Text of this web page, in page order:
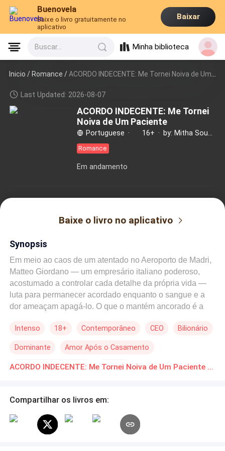
Buenovela
Baixe o livro gratuitamente no
aplicativo
Baixar
Buscar... Minha biblioteca
Inicio /Romance /ACORDO INDECENTE: Me Tornei Noiva de Um Paciente
Last Updated: 2026-08-07
ACORDO INDECENTE: Me Tornei
Noiva de Um Paciente
Portuguese · 16+ ·
Romance
Em andamento
Baixe o livro no aplicativo
Synopsis
Em meio ao caos de um atentado no Aeroporto de Madri,
Matteo Giordano — um empresário italiano poderoso,
acostumado a controlar cada detalhe da própria vida —
luta para permanecer acordado enquanto o sangue e a
dor ameaçam apagá-lo. O que o mantém ancorado é a
mão e o guia, com firmeza e compaixão, até a chance de
hospital sem documentos e exigindo discrição absoluta:
ninguém pode saber quem ele é, nem onde está.
encontrá-la apenas por um sobrenome comum —
Do outro lado está Carmen González, cirurgiã ferida por
uma traição: o ex-namorado Pablo a deixou por Martina,
Intenso 18+ Contemporâneo CEO Bilionário
Dominante Amor Após o Casamento
Romance no Trabalho Erótico ACORDO INDECENTE: Me Tornei Noiva de Um Paciente Download gratuito de Novelas Online em PDF
Compartilhar os livros em: